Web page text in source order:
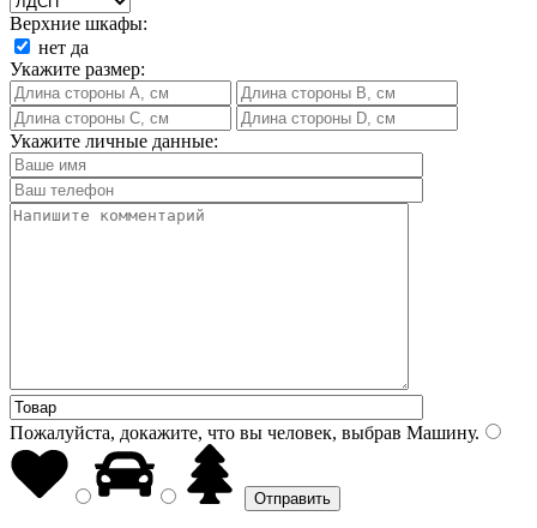
Верхние шкафы:
нет да
Укажите размер:
Укажите личные данные:
Пожалуйста, докажите, что вы человек, выбрав Машину.